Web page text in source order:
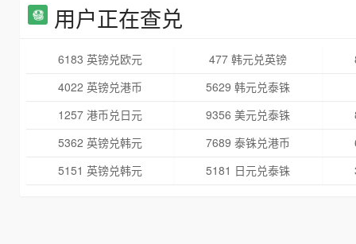
用户正在查兑
6183 英镑兑欧元 477 韩元兑英镑
4022 英镑兑港币
5629 韩元兑泰铢
1257 港币兑日元
9356 美元兑泰铢
5362 英镑兑韩元
7689 泰铢兑港币
5151 英镑兑韩元
5181 日元兑泰铢